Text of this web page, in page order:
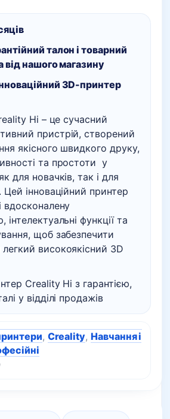
талон і товарний
від нашого магазину
3D-принтер
Hi – це сучасний
пристрій, створений
якісного швидкого друку,
та простоти у
для новачків, так і для
Цей інноваційний принтер
вдосконалену
інтелектуальні функції та
щоб забезпечити
високоякісний 3D
Creality Hi з гарантією,
у відділі продажів
, Creality, Навчання і